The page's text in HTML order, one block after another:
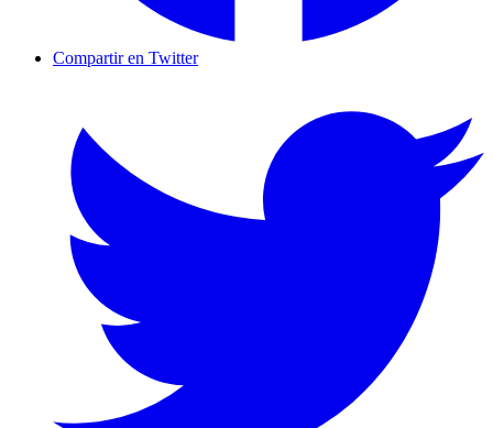
Compartir en Twitter